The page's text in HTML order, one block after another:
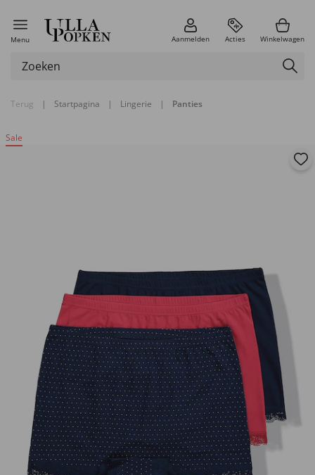
Menu Aanmelden Acties Winkelwagen
Terug | Startpagina | Lingerie | Panties
Sale